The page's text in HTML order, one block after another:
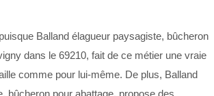
Balland élagueur paysagiste, bûcheron
dans le 69210, fait de ce métier une vraie
comme pour lui-même. De plus, Balland
bûcheron pour abattage, propose des